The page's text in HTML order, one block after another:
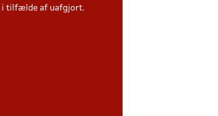
i tilfælde af uafgjort.